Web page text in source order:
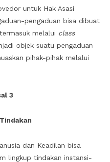
untuk Hak Asasi
pengaduan bisa dibuat
melalui class
objek suatu pengaduan
pihak-pihak melalui
3
dan Keadilan bisa
lingkup tindakan instansi-